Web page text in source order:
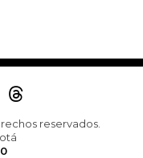
reservados.